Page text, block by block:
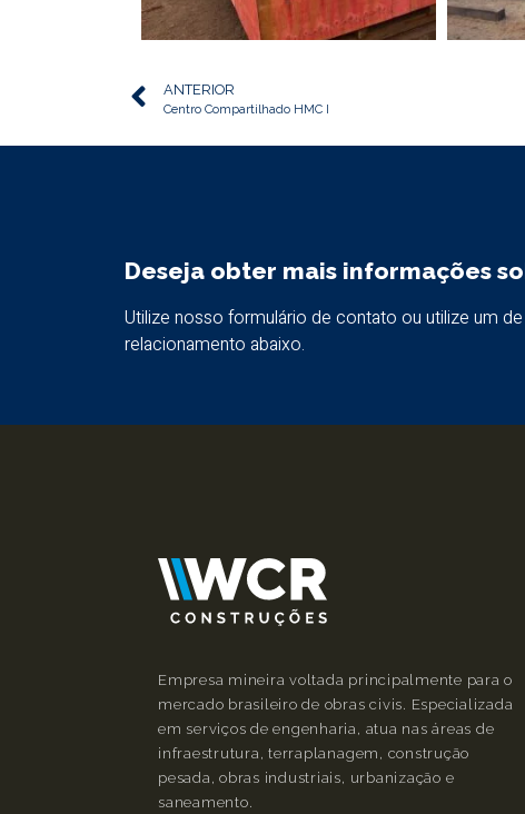
ANTERIOR
Centro Compartilhado HMC I
Deseja obter mais informações
Utilize nosso formulário de contato ou utilize um
relacionamento abaixo.
Empresa mineira voltada principalmente para o
mercado brasileiro de obras civis. Especializada
em serviços de engenharia, atua nas áreas de
infraestrutura, terraplanagem, construção
pesada, obras industriais, urbanização e
saneamento.